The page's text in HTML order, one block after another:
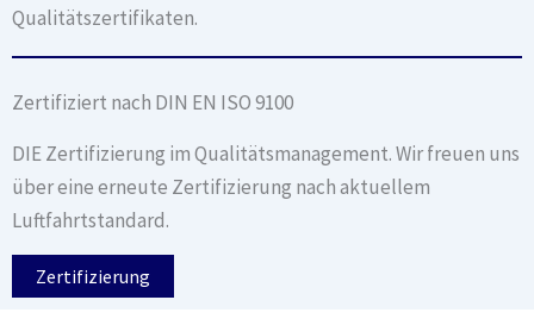
Qualitätszertifikaten.
Zertifiziert nach DIN EN ISO 9100
DIE Zertifizierung im Qualitätsmanagement. Wir freuen uns
über eine erneute Zertifizierung nach aktuellem
Luftfahrtstandard.
Zertifizierung